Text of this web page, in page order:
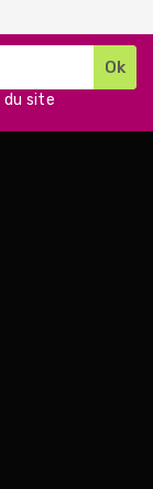
du site